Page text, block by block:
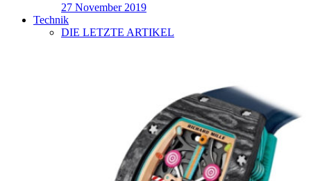
27 November 2019
Technik
DIE LETZTE ARTIKEL